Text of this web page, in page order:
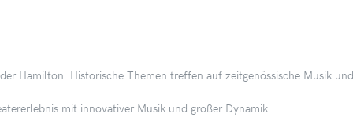
Hamilton. Historische Themen treffen auf zeitgenössische Musik
mit innovativer Musik und großer Dynamik.